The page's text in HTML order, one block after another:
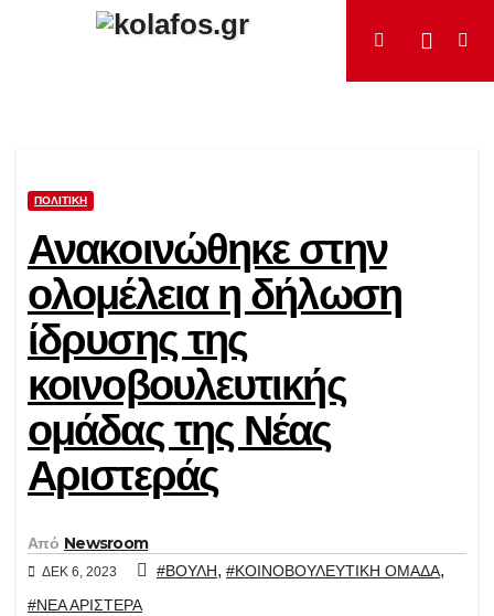
ΠΟΛΙΤΙΚΉ
Ανακοινώθηκε στην
ολομέλεια η δήλωση
ίδρυσης της
κοινοβουλευτικής
ομάδας της Νέας
Αριστεράς
Από Newsroom
ΔΕΚ 6, 2023 #ΒΟΥΛΗ, #ΚΟΙΝΟΒΟΥΛΕΥΤΙΚΗ ΟΜΑΔΑ,
#ΝΕΑ ΑΡΙΣΤΕΡΑ